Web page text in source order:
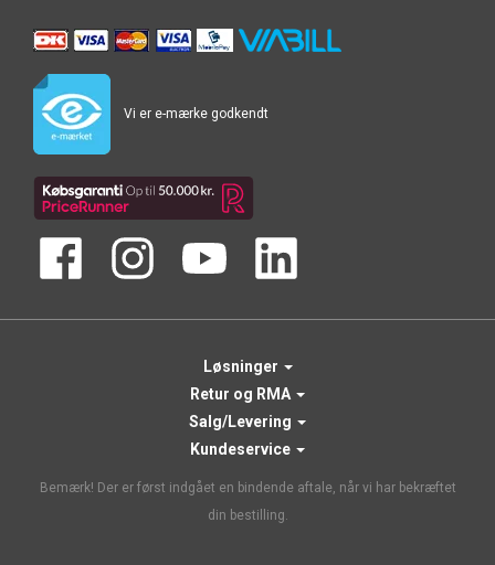
Vi er e-mærke godkendt
Løsninger
Retur og RMA
Salg/Levering
Kundeservice
Bemærk! Der er først indgået en bindende aftale, når vi har bekræftet
din bestilling.